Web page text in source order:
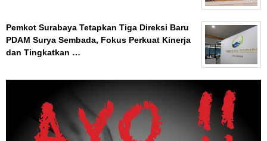
Pemkot Surabaya Tetapkan Tiga Direksi Baru
PDAM Surya Sembada, Fokus Perkuat Kinerja
dan Tingkatkan …